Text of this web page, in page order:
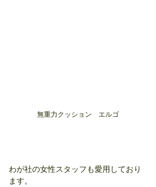
無重力クッション　エルゴ
わが社の女性スタッフも愛用しており
ます。